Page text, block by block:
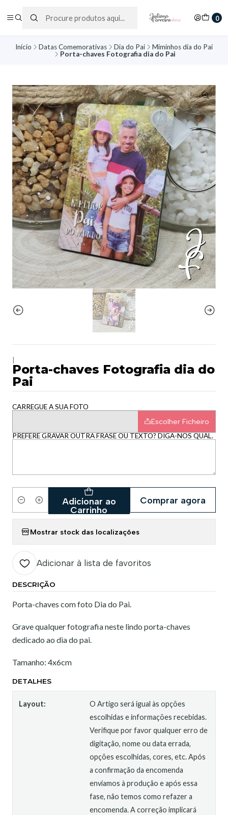
0
Início Datas Comemorativas Dia do Pai
Miminhos dia do Pai
Porta-chaves Fotografia dia do Pai
Porta-chaves Fotografia dia do
Pai
CARREGUE A SUA FOTO
Escolher Ficheiro
PREFERE GRAVAR OUTRA FRASE OU TEXTO? DIGA-NOS QUAL.
Quantidade
Adicionar ao
Carrinho
Comprar agora
Mostrar stock das localizações
Adicionar à lista de favoritos
DESCRIÇÃO
Porta-chaves com foto Dia do Pai.
Grave qualquer fotografia neste lindo porta-chaves
dedicado ao dia do pai.
Tamanho: 4x6cm
DETALHES
Layout:
O Artigo será igual às opções
escolhidas e informações recebidas.
Verifique por favor qualquer erro de
digitação, nome ou data errada,
opções escolhidas, cores, etc. Após
a confirmação da encomenda
enviamos à produção e após essa
fase, não temos como refazer a
encomenda. A correção implicará